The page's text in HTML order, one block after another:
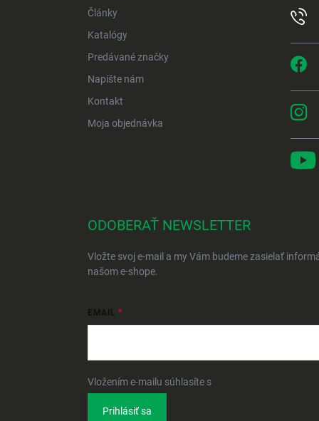
Články
Katalógy
Predávané značky
Napíšte nám
Kontakt
Moja objednávka
ODOBERAŤ NEWSLETTER
Vložte svoj e-mail a my Vám budeme zasielať
našom e-shope.
EMAIL
Vložením e-mailu súhlasíte s
Prihlásiť sa